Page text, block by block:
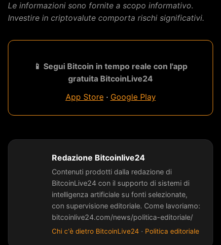
Le informazioni sono fornite a scopo informativo.
Investire in criptovalute comporta rischi significativi.
📱 Segui Bitcoin in tempo reale con l'app
gratuita BitcoinLive24
App Store· Google Play
Redazione Bitcoinlive24
Contenuti prodotti dalla redazione di
BitcoinLive24 con il supporto di sistemi di
intelligenza artificiale su fonti selezionate,
con supervisione editoriale. Come lavoriamo:
bitcoinlive24.com/news/politica-editoriale/
Chi c'è dietro BitcoinLive24 · Politica editoriale